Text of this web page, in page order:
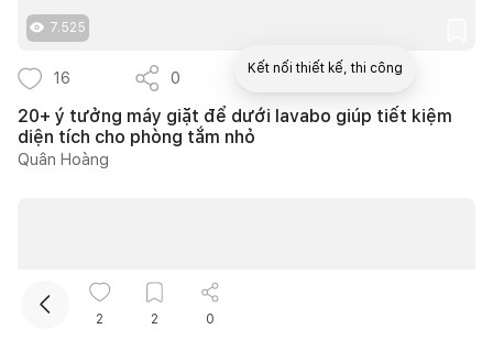
7.525
16 0 10
20+ ý tưởng máy giặt để dưới lavabo giúp tiết kiệm
diện tích cho phòng tắm nhỏ
Quân Hoàng
2 2 0
Kết nối thiết kế, thi công
Mua sắm hoàn thiện nhà